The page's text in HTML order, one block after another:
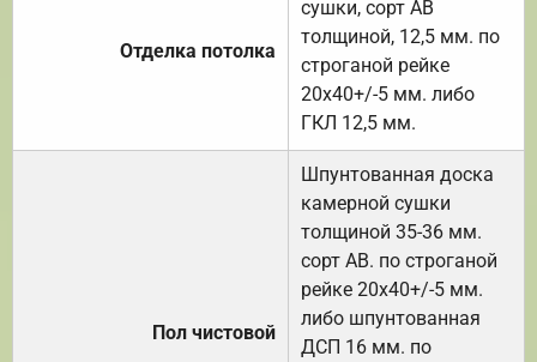
Отделка потолка
сушки, сорт АВ
толщиной, 12,5 мм. по
строганой рейке
20х40+/-5 мм. либо
ГКЛ 12,5 мм.
Пол чистовой
Шпунтованная доска
камерной сушки
толщиной 35-36 мм.
сорт АВ. по строганой
рейке 20х40+/-5 мм.
либо шпунтованная
ДСП 16 мм. по